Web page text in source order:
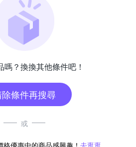
嗎？換換其他條件吧！
條件再搜尋
或
優惠中的商品感興趣！ 去逛逛